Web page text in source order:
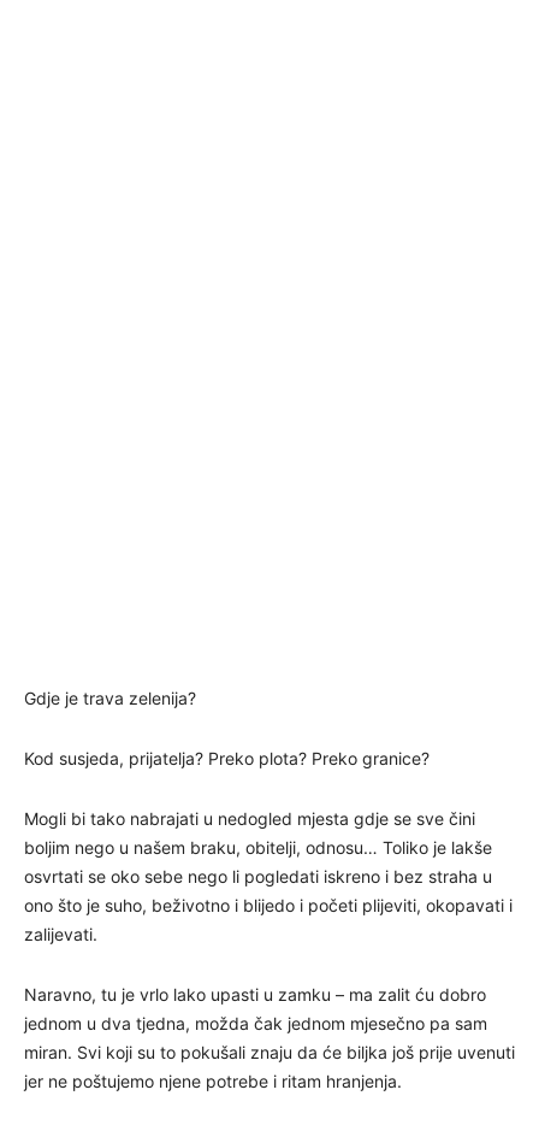
Gdje je trava zelenija?
Kod susjeda, prijatelja? Preko plota? Preko granice?
Mogli bi tako nabrajati u nedogled mjesta gdje se sve čini
boljim nego u našem braku, obitelji, odnosu… Toliko je lakše
osvrtati se oko sebe nego li pogledati iskreno i bez straha u
ono što je suho, beživotno i blijedo i početi plijeviti, okopavati i
zalijevati.
Naravno, tu je vrlo lako upasti u zamku – ma zalit ću dobro
jednom u dva tjedna, možda čak jednom mjesečno pa sam
miran. Svi koji su to pokušali znaju da će biljka još prije uvenuti
jer ne poštujemo njene potrebe i ritam hranjenja.